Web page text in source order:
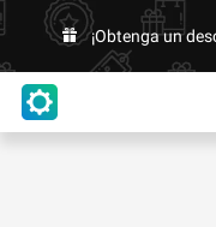
¡Obtenga un